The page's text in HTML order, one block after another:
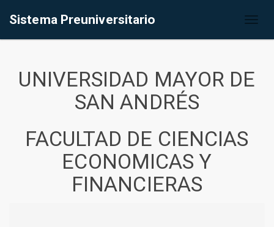
Sistema Preuniversitario
UNIVERSIDAD MAYOR DE
SAN ANDRÉS
FACULTAD DE CIENCIAS
ECONOMICAS Y
FINANCIERAS